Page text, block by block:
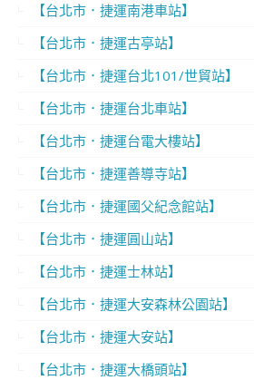
【台北市．捷運南港車站】
【台北市．捷運古亭站】
【台北市．捷運台北101/世貿站】
【台北市．捷運台北車站】
【台北市．捷運台電大樓站】
【台北市．捷運善導寺站】
【台北市．捷運國父紀念館站】
【台北市．捷運圓山站】
【台北市．捷運士林站】
【台北市．捷運大安森林公園站】
【台北市．捷運大安站】
【台北市．捷運大橋頭站】